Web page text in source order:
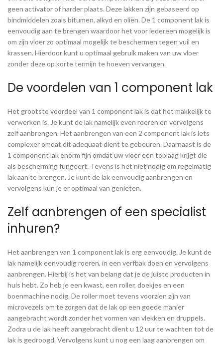
geen activator of harder plaats. Deze lakken zijn gebaseerd op
bindmiddelen zoals bitumen, alkyd en oliën. De 1 component lak is
eenvoudig aan te brengen waardoor het voor iedereen mogelijk is
om zijn vloer zo optimaal mogelijk te beschermen tegen vuil en
krassen. Hierdoor kunt u optimaal gebruik maken van uw vloer
zonder deze op korte termijn te hoeven vervangen.
De voordelen van 1 component lak
Het grootste voordeel van 1 component lak is dat het makkelijk te
verwerken is. Je kunt de lak namelijk even roeren en vervolgens
zelf aanbrengen. Het aanbrengen van een 2 component lak is iets
complexer omdat dit adequaat dient te gebeuren. Daarnaast is de
1 component lak enorm fijn omdat uw vloer een toplaag krijgt die
als bescherming fungeert. Tevens is het niet nodig om regelmatig
lak aan te brengen. Je kunt de lak eenvoudig aanbrengen en
vervolgens kun je er optimaal van genieten.
Zelf aanbrengen of een specialist
inhuren?
Het aanbrengen van 1 component lak is erg eenvoudig. Je kunt de
lak namelijk eenvoudig roeren, in een verfbak doen en vervolgens
aanbrengen. Hierbij is het van belang dat je de juiste producten in
huis hebt. Zo heb je een kwast, een roller, doekjes en een
boenmachine nodig. De roller moet tevens voorzien zijn van
microvezels om te zorgen dat de lak op een goede manier
aangebracht wordt zonder het vormen van vlekken en druppels.
Zodra u de lak heeft aangebracht dient u 12 uur te wachten tot de
lak is gedroogd. Vervolgens kunt u nog een laag aanbrengen om